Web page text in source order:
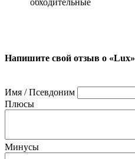
обходительные
Напишите свой отзыв о «Lux»
Имя / Псевдоним
Плюсы
Минусы